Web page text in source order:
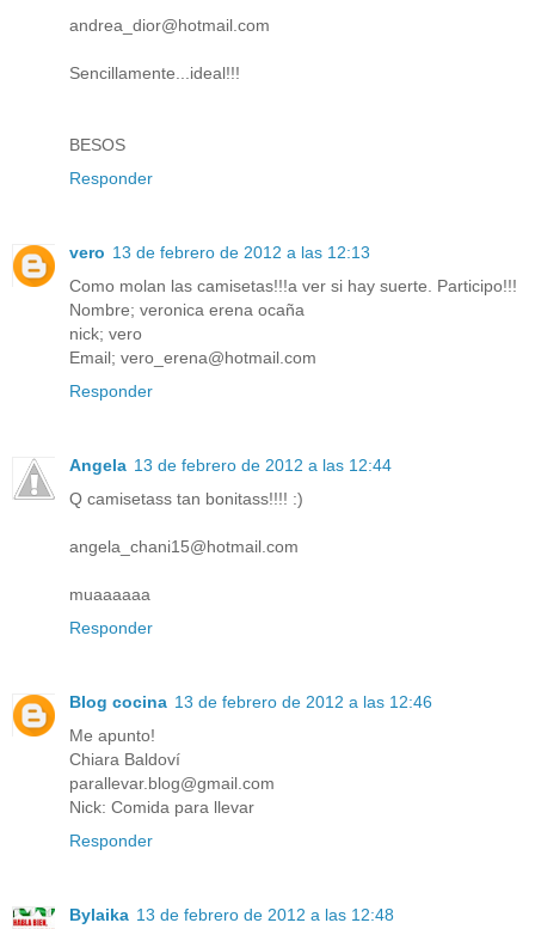
andrea_dior@hotmail.com
Sencillamente...ideal!!!
BESOS
Responder
vero 13 de febrero de 2012 a las 12:13
Como molan las camisetas!!!a ver si hay suerte. Participo!!!
Nombre; veronica erena ocaña
nick; vero
Email; vero_erena@hotmail.com
Responder
Angela 13 de febrero de 2012 a las 12:44
Q camisetass tan bonitass!!!! :)
angela_chani15@hotmail.com
muaaaaaa
Responder
Blog cocina 13 de febrero de 2012 a las 12:46
Me apunto!
Chiara Baldoví
parallevar.blog@gmail.com
Nick: Comida para llevar
Responder
Bylaika 13 de febrero de 2012 a las 12:48